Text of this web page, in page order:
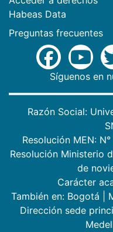
Habeas Data
Preguntas frecuentes
Síguenos en
Razón Social:
Resolución MEN:
Resolución Ministerio
de
Carácter
También en: Bogotá
Dirección sede